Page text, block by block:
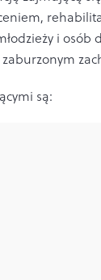
i osób
są: